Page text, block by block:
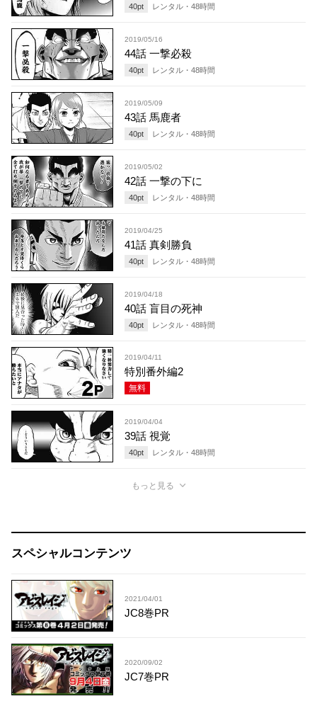
40pt レンタル・ 48時間
2019/05/16
44話 一撃必殺
40pt レンタル・ 48時間
2019/05/09
43話 馬鹿者
40pt レンタル・ 48時間
2019/05/02
42話 一撃の下に
40pt レンタル・ 48時間
2019/04/25
41話 真剣勝負
40pt レンタル・ 48時間
2019/04/18
40話 盲目の死神
40pt レンタル・ 48時間
2019/04/11
特別番外編2
無料
2019/04/04
39話 視覚
40pt レンタル・ 48時間
もっと見る
スペシャルコンテンツ
2021/04/01
JC8巻PR
2020/09/02
JC7巻PR